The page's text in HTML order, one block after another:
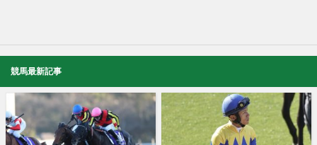
競馬最新記事